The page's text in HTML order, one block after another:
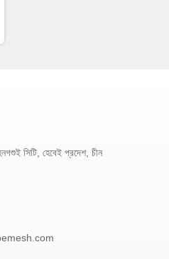
সিটি, হেবেই প্রদেশ, চীন